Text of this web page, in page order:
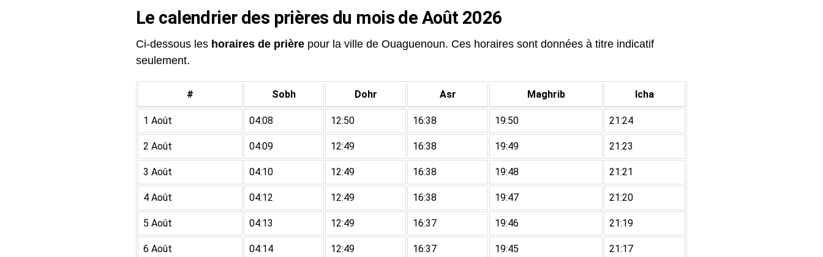
Le calendrier des prières du mois de Août 2026
Ci-dessous les horaires de prière pour la ville de Ouaguenoun. Ces horaires sont données à titre indicatif
seulement.
# Sobh Dohr Asr Maghrib Icha
1 Août 04:08 12:50 16:38 19:50 21:24
2 Août 04:09 12:49 16:38 19:49 21:23
3 Août 04:10 12:49 16:38 19:48 21:21
4 Août 04:12 12:49 16:38 19:47 21:20
5 Août 04:13 12:49 16:37 19:46 21:19
6 Août 04:14 12:49 16:37 19:45 21:17